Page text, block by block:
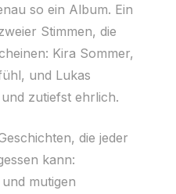
so ein Album. Ein
Stimmen, die
Kira Sommer,
und Lukas
zutiefst ehrlich.
die jeder
kann:
mutigen